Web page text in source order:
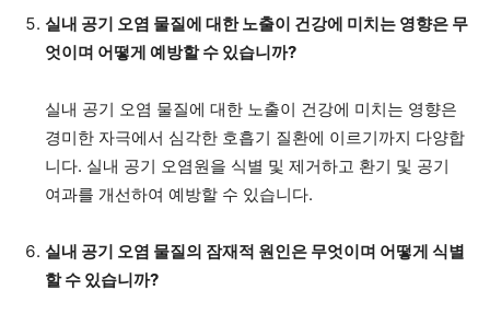
실내 공기 오염 물질에 대한 노출이 건강에 미치는 영향은 무
엇이며 어떻게 예방할 수 있습니까?
실내 공기 오염 물질에 대한 노출이 건강에 미치는 영향은
경미한 자극에서 심각한 호흡기 질환에 이르기까지 다양합
니다. 실내 공기 오염원을 식별 및 제거하고 환기 및 공기
여과를 개선하여 예방할 수 있습니다.
실내 공기 오염 물질의 잠재적 원인은 무엇이며 어떻게 식별
할 수 있습니까?